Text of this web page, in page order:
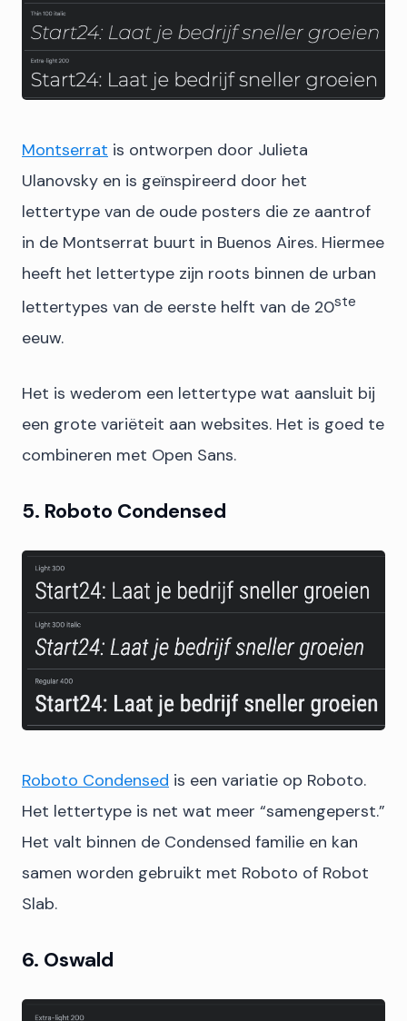
Montserrat is ontworpen door Julieta
Ulanovsky en is geïnspireerd door het
lettertype van de oude posters die ze aantrof
in de Montserrat buurt in Buenos Aires. Hiermee
heeft het lettertype zijn roots binnen de urban
lettertypes van de eerste helft van de 20ste
eeuw.
Het is wederom een lettertype wat aansluit bij
een grote variëteit aan websites. Het is goed te
combineren met Open Sans.
5. Roboto Condensed
Roboto Condensed is een variatie op Roboto.
Het lettertype is net wat meer “samengeperst.”
Het valt binnen de Condensed familie en kan
samen worden gebruikt met Roboto of Robot
Slab.
6. Oswald